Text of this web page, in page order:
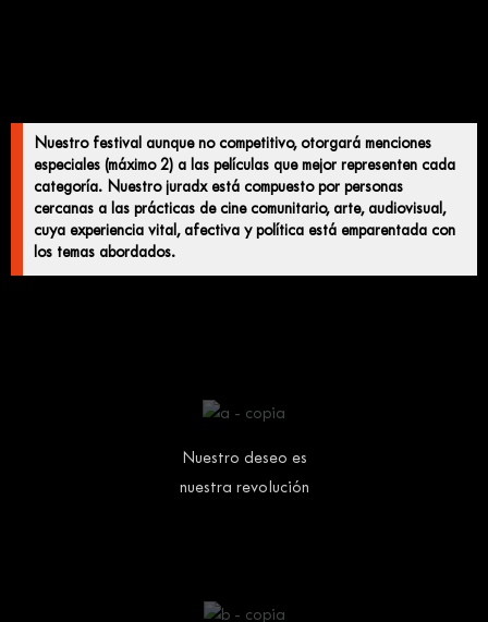
Nuestro festival aunque no competitivo, otorgará menciones
especiales (máximo 2) a las películas que mejor representen cada
categoría. Nuestro juradx está compuesto por personas
cercanas a las prácticas de cine comunitario, arte, audiovisual,
cuya experiencia vital, afectiva y política está emparentada con
los temas abordados.
Nuestro deseo es
nuestra revolución